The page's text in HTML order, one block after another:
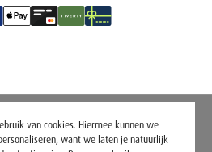
van cookies. Hiermee kunnen we
want we laten je natuurlijk